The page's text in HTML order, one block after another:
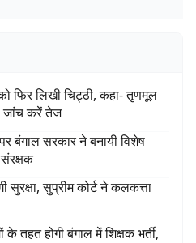
फिर लिखी चिट्ठी, कहा- तृणमूल
जांच करें तेज
बंगाल सरकार ने बनायी विशेष
सुरक्षा, सुप्रीम कोर्ट ने कलकत्ता
तहत होगी बंगाल में शिक्षक भर्ती,